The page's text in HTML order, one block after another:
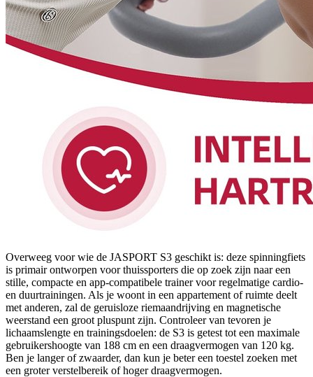
Overweeg voor wie de JASPORT S3 geschikt is: deze spinningfiets
is primair ontworpen voor thuissporters die op zoek zijn naar een
stille, compacte en app-compatibele trainer voor regelmatige cardio-
en duurtrainingen. Als je woont in een appartement of ruimte deelt
met anderen, zal de geruisloze riemaandrijving en magnetische
weerstand een groot pluspunt zijn. Controleer van tevoren je
lichaamslengte en trainingsdoelen: de S3 is getest tot een maximale
gebruikershoogte van 188 cm en een draagvermogen van 120 kg.
Ben je langer of zwaarder, dan kun je beter een toestel zoeken met
een groter verstelbereik of hoger draagvermogen.